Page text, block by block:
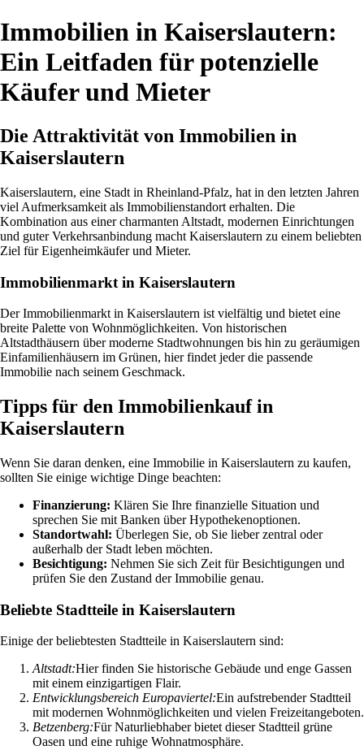
Immobilien in Kaiserslautern:
Ein Leitfaden für potenzielle
Käufer und Mieter
Die Attraktivität von Immobilien in
Kaiserslautern
Kaiserslautern, eine Stadt in Rheinland-Pfalz, hat in den letzten Jahren
viel Aufmerksamkeit als Immobilienstandort erhalten. Die
Kombination aus einer charmanten Altstadt, modernen Einrichtungen
und guter Verkehrsanbindung macht Kaiserslautern zu einem beliebten
Ziel für Eigenheimkäufer und Mieter.
Immobilienmarkt in Kaiserslautern
Der Immobilienmarkt in Kaiserslautern ist vielfältig und bietet eine
breite Palette von Wohnmöglichkeiten. Von historischen
Altstadthäusern über moderne Stadtwohnungen bis hin zu geräumigen
Einfamilienhäusern im Grünen, hier findet jeder die passende
Immobilie nach seinem Geschmack.
Tipps für den Immobilienkauf in
Kaiserslautern
Wenn Sie daran denken, eine Immobilie in Kaiserslautern zu kaufen,
sollten Sie einige wichtige Dinge beachten:
Finanzierung: Klären Sie Ihre finanzielle Situation und
sprechen Sie mit Banken über Hypothekenoptionen.
Standortwahl: Überlegen Sie, ob Sie lieber zentral oder
außerhalb der Stadt leben möchten.
Besichtigung: Nehmen Sie sich Zeit für Besichtigungen und
prüfen Sie den Zustand der Immobilie genau.
Beliebte Stadtteile in Kaiserslautern
Einige der beliebtesten Stadtteile in Kaiserslautern sind:
Altstadt:Hier finden Sie historische Gebäude und enge Gassen
mit einem einzigartigen Flair.
Entwicklungsbereich Europaviertel:Ein aufstrebender Stadtteil
mit modernen Wohnmöglichkeiten und vielen Freizeitangeboten.
Betzenberg:Für Naturliebhaber bietet dieser Stadtteil grüne
Oasen und eine ruhige Wohnatmosphäre.